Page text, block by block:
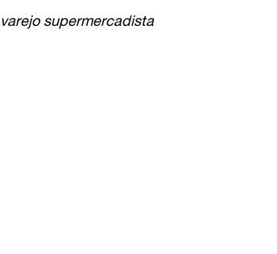
supermercadista